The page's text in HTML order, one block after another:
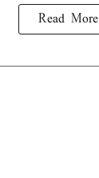
Read More